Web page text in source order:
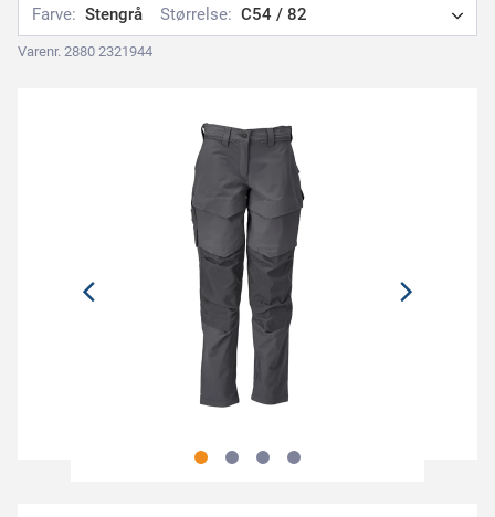
Farve: Stengrå Størrelse: C54 / 82
Varenr. 2880 2321944